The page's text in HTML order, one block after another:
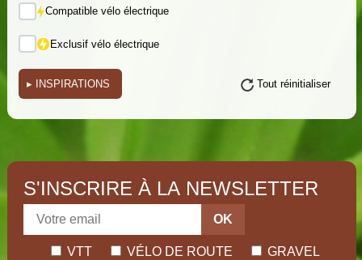
Compatible vélo électrique
Exclusif vélo électrique
▸ INSPIRATIONS Tout réinitialiser
(i) (i)
(i)
S'INSCRIRE À LA NEWSLETTER
OK
VTT VÉLO DE ROUTE
GRAVEL